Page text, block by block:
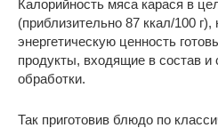
Калорийность мяса карася в
(приблизительно 87 ккал/100
энергетическую ценность
продукты, входящие в состав и
обработки.
Так приготовив блюдо по